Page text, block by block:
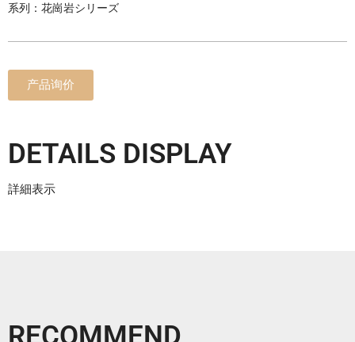
系列：花崗岩シリーズ
产品询价
DETAILS DISPLAY
詳細表示